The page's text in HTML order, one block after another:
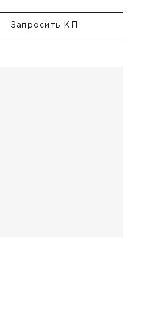
Запросить КП